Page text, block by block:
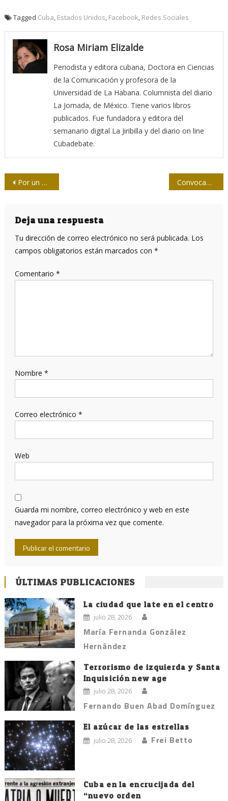
Tagged Cuba Estados Unidos Facebook Redes Sociales
Rosa Miriam Elizalde
Periodista y editora cubana, Doctora en Ciencias
de la Comunicación y profesora de la
Universidad de La Habana. Columnista del diario
La Jornada, de México. Tiene varios libros
publicados. Fue fundadora y editora del
semanario digital La Jiribilla y del diario on line
Cubadebate.
Navegación
entradas
Por un periodismo multimedial Convocan a Jornada Especial sobre Modelos de Prensa en Cuba
Deja una respuesta
Tu dirección de correo electrónico no será publicada. Los
campos obligatorios están marcados con *
Comentario *
Nombre *
Correo electrónico *
Web
Guarda mi nombre, correo electrónico y web en este
navegador para la próxima vez que comente.
ÚLTIMAS PUBLICACIONES
La ciudad que late en el centro
julio 28, 2026
María Fernanda González
Hernández
Terrorismo de izquierda y Santa
Inquisición new age
julio 28, 2026
Fernando Buen Abad Domínguez
El azúcar de las estrellas
julio 28, 2026 Frei Betto
Cuba en la encrucijada del
“nuevo orden